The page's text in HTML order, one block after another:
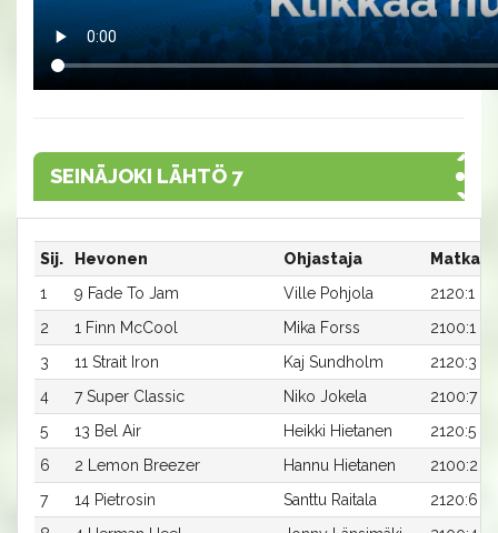
SEINÄJOKI LÄHTÖ 7
Sij. Hevonen Ohjastaja
1
9 Fade To Jam Ville Pohjola
2120:1
2
1 Finn McCool Mika Forss
2100:1
3
11 Strait Iron Kaj Sundholm
2120:3
4
7 Super Classic Niko Jokela
2100:7
5
13 Bel Air Heikki Hietanen
2120:5
6
2 Lemon Breezer Hannu Hietanen
2100:2
7
14 Pietrosin Santtu Raitala
2120:6